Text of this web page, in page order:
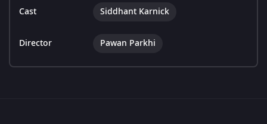
Cast Siddhant Karnick
Director Pawan Parkhi